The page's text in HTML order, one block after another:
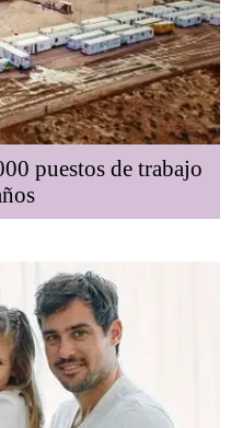
puestos de trabajo